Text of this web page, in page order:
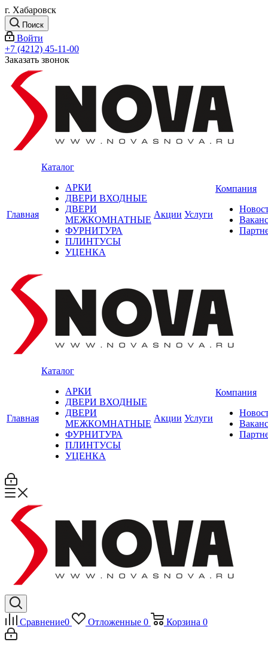
г. Хабаровск
Поиск
Войти
+7 (4212) 45-11-00
Заказать звонок
Главная
Каталог
АРКИ
ДВЕРИ ВХОДНЫЕ
ДВЕРИ
МЕЖКОМНАТНЫЕ
ФУРНИТУРА
ПЛИНТУСЫ
УЦЕНКА
Акции Услуги
Компания
Главная
Каталог
АРКИ
ДВЕРИ ВХОДНЫЕ
ДВЕРИ
МЕЖКОМНАТНЫЕ
ФУРНИТУРА
ПЛИНТУСЫ
УЦЕНКА
Акции Услуги
Компания
Сравнение0 Отложенные 0 Корзина 0